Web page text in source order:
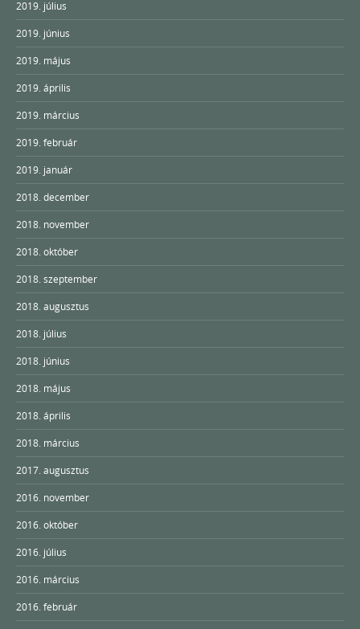
2019. július
2019. június
2019. május
2019. április
2019. március
2019. február
2019. január
2018. december
2018. november
2018. október
2018. szeptember
2018. augusztus
2018. július
2018. június
2018. május
2018. április
2018. március
2017. augusztus
2016. november
2016. október
2016. július
2016. március
2016. február